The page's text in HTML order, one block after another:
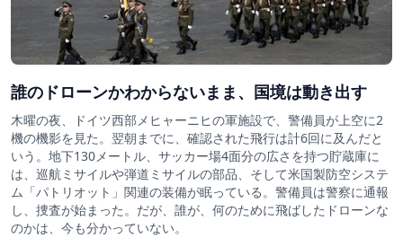
誰のドローンかわからないまま、国境は動き出す
木曜の夜、ドイツ西部メヒャーニヒの軍施設で、警備員が上空に2
機の機影を見た。翌朝までに、確認された飛行は計6回に及んだと
いう。地下130メートル、サッカー場4面分の広さを持つ貯蔵庫に
は、巡航ミサイルや弾道ミサイルの部品、そして米国製防空システ
ム「パトリオット」関連の装備が眠っている。警備員は警察に通報
し、捜査が始まった。だが、誰が、何のために飛ばしたドローンな
のかは、今も分かっていない。